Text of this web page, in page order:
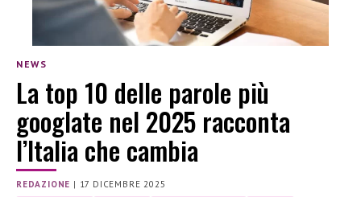
NEWS
La top 10 delle parole più
googlate nel 2025 racconta
l’Italia che cambia
REDAZIONE | 17 DICEMBRE 2025